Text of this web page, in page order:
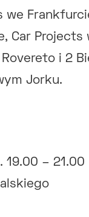
Car Projects
i 2
Jorku.
– 21.00